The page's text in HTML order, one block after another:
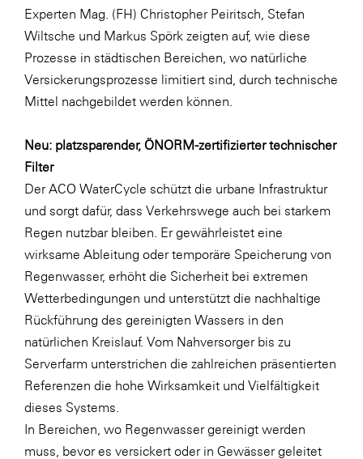
Experten Mag. (FH) Christopher Peiritsch, Stefan
Wiltsche und Markus Spörk zeigten auf, wie diese
Prozesse in städtischen Bereichen, wo natürliche
Versickerungsprozesse limitiert sind, durch technische
Mittel nachgebildet werden können.
Neu: platzsparender, ÖNORM-zertifizierter technischer
Filter
Der ACO WaterCycle schützt die urbane Infrastruktur
und sorgt dafür, dass Verkehrswege auch bei starkem
Regen nutzbar bleiben. Er gewährleistet eine
wirksame Ableitung oder temporäre Speicherung von
Regenwasser, erhöht die Sicherheit bei extremen
Wetterbedingungen und unterstützt die nachhaltige
Rückführung des gereinigten Wassers in den
natürlichen Kreislauf. Vom Nahversorger bis zu
Serverfarm unterstrichen die zahlreichen präsentierten
Referenzen die hohe Wirksamkeit und Vielfältigkeit
dieses Systems.
In Bereichen, wo Regenwasser gereinigt werden
muss, bevor es versickert oder in Gewässer geleitet